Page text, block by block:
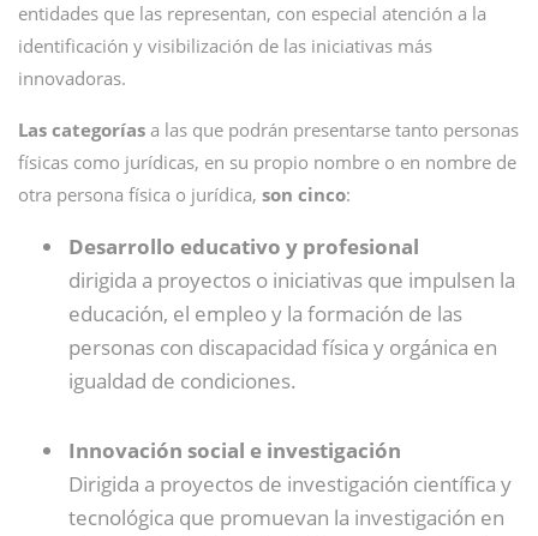
entidades que las representan, con especial atención a la
identificación y visibilización de las iniciativas más
innovadoras.
Las categorías a las que podrán presentarse tanto personas
físicas como jurídicas, en su propio nombre o en nombre de
otra persona física o jurídica, son cinco:
Desarrollo educativo y profesional
dirigida a proyectos o iniciativas que impulsen la
educación, el empleo y la formación de las
personas con discapacidad física y orgánica en
igualdad de condiciones.
Innovación social e investigación
Dirigida a proyectos de investigación científica y
tecnológica que promuevan la investigación en